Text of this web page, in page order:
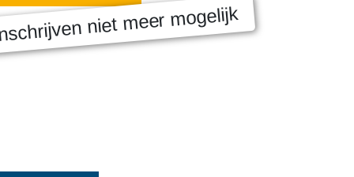
niet meer mogelijk
MASTERCLASS 2025